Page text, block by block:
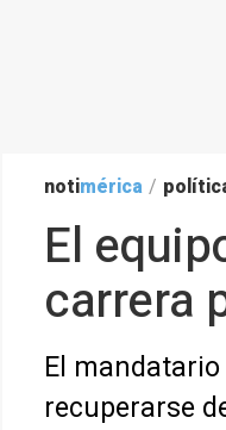
notimérica /
El
carrera
El
recuperarse